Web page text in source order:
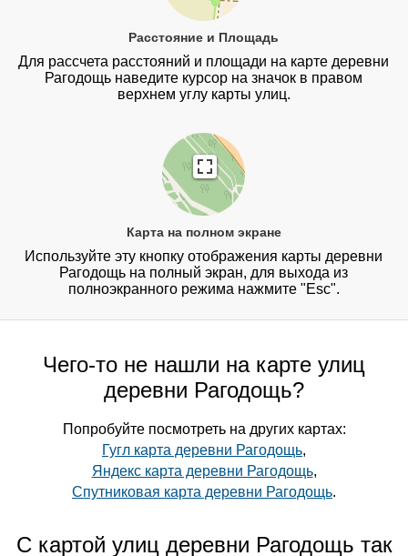
Расстояние и Площадь
Для рассчета расстояний и площади на карте деревни
Рагодощь наведите курсор на значок в правом
верхнем углу карты улиц.
Карта на полном экране
Используйте эту кнопку отображения карты деревни
Рагодощь на полный экран, для выхода из
полноэкранного режима нажмите "Esc".
Чего-то не нашли на карте улиц
деревни Рагодощь?
Попробуйте посмотреть на других картах:
Гугл карта деревни Рагодощь,
Яндекс карта деревни Рагодощь,
Спутниковая карта деревни Рагодощь.
С картой улиц деревни Рагодощь так